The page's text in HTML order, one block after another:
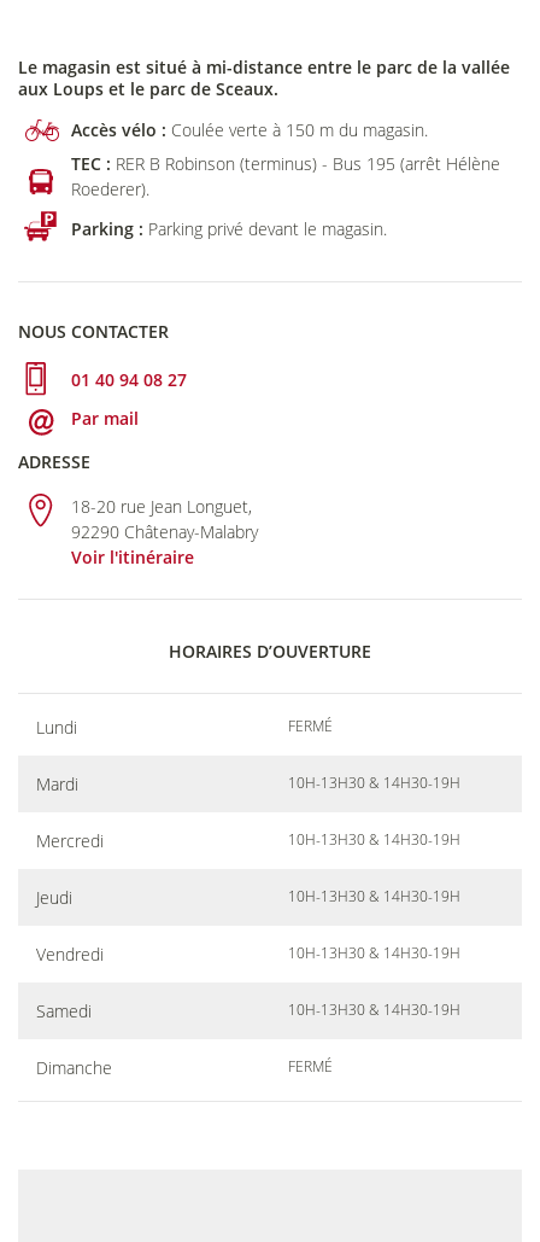
Le magasin est situé à mi-distance entre le parc de la vallée
aux Loups et le parc de Sceaux.
Accès vélo : Coulée verte à 150 m du magasin.
TEC : RER B Robinson (terminus) - Bus 195 (arrêt Hélène
Roederer).
Parking : Parking privé devant le magasin.
NOUS CONTACTER
01 40 94 08 27
Par mail
ADRESSE
18-20 rue Jean Longuet,
92290 Châtenay-Malabry
Voir l'itinéraire
HORAIRES D’OUVERTURE
Lundi FERMÉ
Mardi 10H-13H30 & 14H30-19H
Mercredi 10H-13H30 & 14H30-19H
Jeudi 10H-13H30 & 14H30-19H
Vendredi 10H-13H30 & 14H30-19H
Samedi 10H-13H30 & 14H30-19H
Dimanche FERMÉ